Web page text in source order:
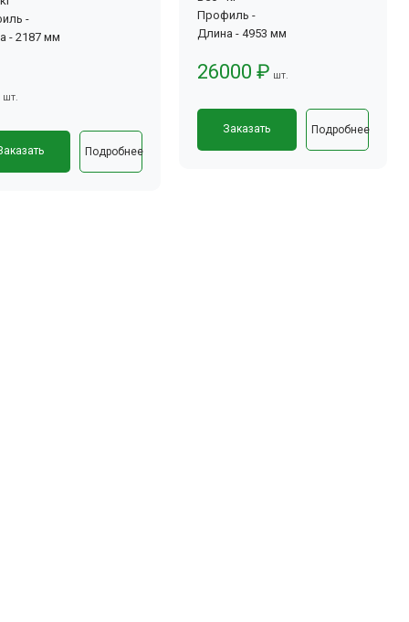
-
- 2187 мм
шт.
Подробнее
Профиль -
Длина - 4953 мм
26000 ₽ шт.
Заказать Подробнее